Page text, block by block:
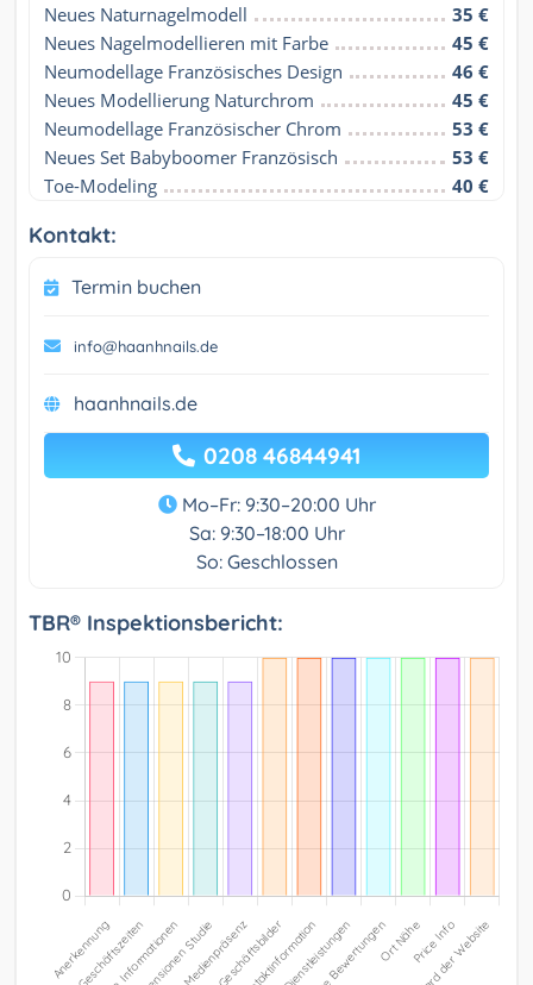
Neues Naturnagelmodell
35 €
Neues Nagelmodellieren mit Farbe
45 €
Neumodellage Französisches Design
46 €
Neues Modellierung Naturchrom
45 €
Neumodellage Französischer Chrom
53 €
Neues Set Babyboomer Französisch
53 €
Toe-Modeling
40 €
Kontakt:
Termin buchen
info@haanhnails.de
haanhnails.de
0208 46844941
Mo–Fr: 9:30–20:00 Uhr
Sa: 9:30–18:00 Uhr
So: Geschlossen
TBR® Inspektionsbericht: